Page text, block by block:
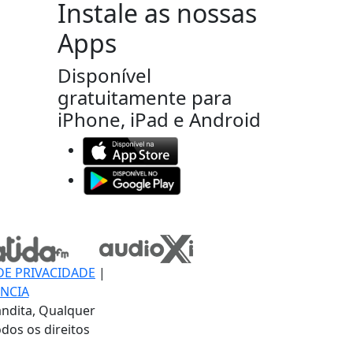
Instale as nossas
Apps
Disponível
gratuitamente para
iPhone, iPad e Android
PRIVACIDADE |
Qualquer
os direitos